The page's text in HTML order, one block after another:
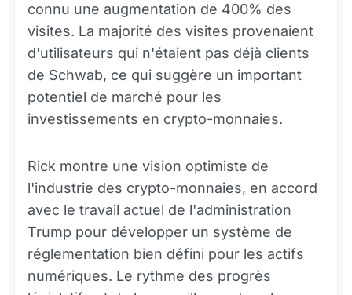
connu une augmentation de 400% des
visites. La majorité des visites provenaient
d'utilisateurs qui n'étaient pas déjà clients
de Schwab, ce qui suggère un important
potentiel de marché pour les
investissements en crypto-monnaies.
Rick montre une vision optimiste de
l'industrie des crypto-monnaies, en accord
avec le travail actuel de l'administration
Trump pour développer un système de
réglementation bien défini pour les actifs
numériques. Le rythme des progrès